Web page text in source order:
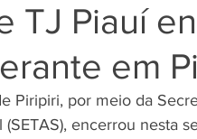
TJ Piauí
em
Piripiri, por meio da
encerrou nesta